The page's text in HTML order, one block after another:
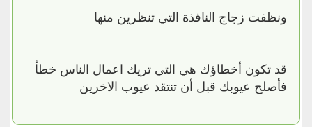
ونظفت زجاج النافذة التي تنظرين منها
قد تكون أخطاؤك هي التي تريك اعمال الناس خطأ
فأصلح عيوبك قبل أن تنتقد عيوب الاخرين